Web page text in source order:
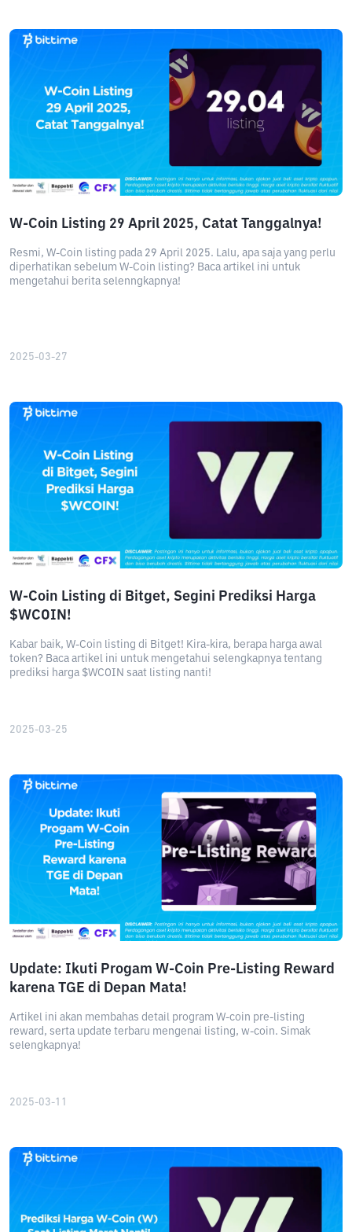
W-Coin Listing 29 April 2025, Catat Tanggalnya!
Resmi, W-Coin listing pada 29 April 2025. Lalu, apa saja yang perlu
diperhatikan sebelum W-Coin listing? Baca artikel ini untuk
mengetahui berita selenngkapnya!
2025-03-27
W-Coin Listing di Bitget, Segini Prediksi Harga
$WCOIN!
Kabar baik, W-Coin listing di Bitget! Kira-kira, berapa harga awal
token? Baca artikel ini untuk mengetahui selengkapnya tentang
prediksi harga $WCOIN saat listing nanti!
2025-03-25
Update: Ikuti Progam W-Coin Pre-Listing Reward
karena TGE di Depan Mata!
Artikel ini akan membahas detail program W-coin pre-listing
reward, serta update terbaru mengenai listing, w-coin. Simak
selengkapnya!
2025-03-11